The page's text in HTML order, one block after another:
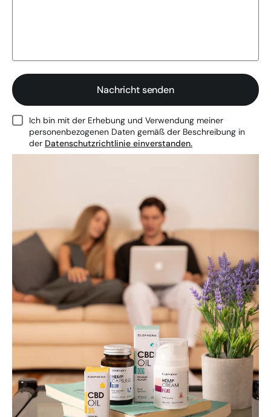
Nachricht senden
Ich bin mit der Erhebung und Verwendung meiner
personenbezogenen Daten gemäß der Beschreibung in
der Datenschutzrichtlinie einverstanden.